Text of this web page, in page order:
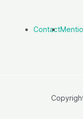
Contact